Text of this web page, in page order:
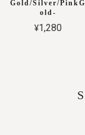
Gold/Silver/PinkG
old-
¥1,280